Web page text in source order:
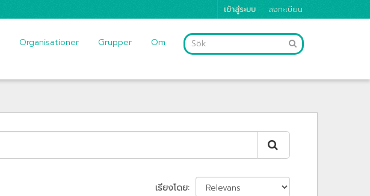
เข้าสู่ระบบ ลงทะเบียน
Organisationer Grupper Om
เรียงโดย